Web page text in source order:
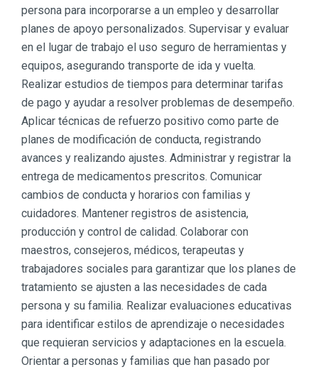
persona para incorporarse a un empleo y desarrollar
planes de apoyo personalizados. Supervisar y evaluar
en el lugar de trabajo el uso seguro de herramientas y
equipos, asegurando transporte de ida y vuelta.
Realizar estudios de tiempos para determinar tarifas
de pago y ayudar a resolver problemas de desempeño.
Aplicar técnicas de refuerzo positivo como parte de
planes de modificación de conducta, registrando
avances y realizando ajustes. Administrar y registrar la
entrega de medicamentos prescritos. Comunicar
cambios de conducta y horarios con familias y
cuidadores. Mantener registros de asistencia,
producción y control de calidad. Colaborar con
maestros, consejeros, médicos, terapeutas y
trabajadores sociales para garantizar que los planes de
tratamiento se ajusten a las necesidades de cada
persona y su familia. Realizar evaluaciones educativas
para identificar estilos de aprendizaje o necesidades
que requieran servicios y adaptaciones en la escuela.
Orientar a personas y familias que han pasado por